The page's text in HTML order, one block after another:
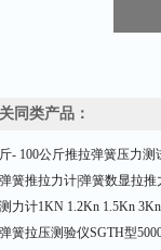
同类产品：
- 100公斤推拉弹簧压力测
簧推拉力计|弹簧数显拉推
力计1KN 1.2Kn 1.5Kn
簧拉压测验仪SGTH型